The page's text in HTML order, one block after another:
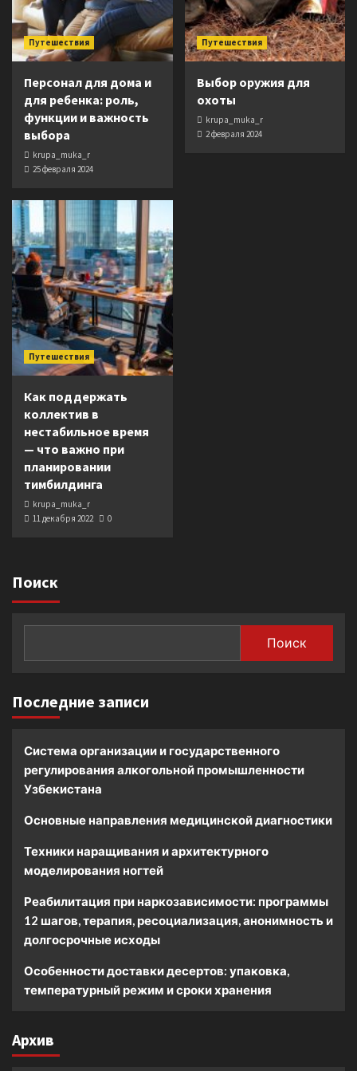
Путешествия
Персонал для дома и
для ребенка: роль,
функции и важность
выбора
krupa_muka_r
25 февраля 2024
Путешествия
Выбор оружия для
охоты
krupa_muka_r
2 февраля 2024
Путешествия
Как поддержать
коллектив в
нестабильное время
— что важно при
планировании
тимбилдинга
krupa_muka_r
11 декабря 2022
0
Поиск
Поиск
Последние записи
Система организации и государственного
регулирования алкогольной промышленности
Узбекистана
Основные направления медицинской диагностики
Техники наращивания и архитектурного
моделирования ногтей
Реабилитация при наркозависимости: программы
12 шагов, терапия, ресоциализация, анонимность и
долгосрочные исходы
Особенности доставки десертов: упаковка,
температурный режим и сроки хранения
Архив